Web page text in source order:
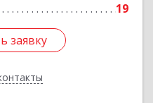
19
заявку
заявку